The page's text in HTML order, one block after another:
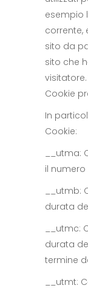
esempio
corrente,
sito da
sito che
Cookie
In
Cookie:
__utma:
il
__utmb:
durata
__utmc:
durata
termine
__utmt: